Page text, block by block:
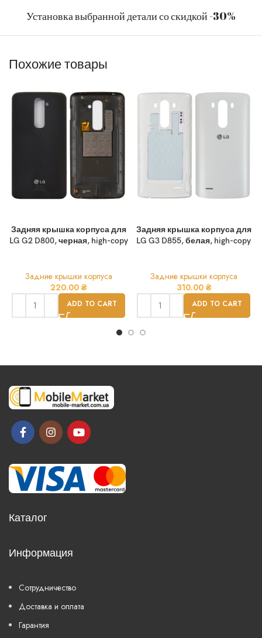
Установка выбранной детали со скидкой -30%
Похожие товары
Задняя крышка корпуса для
LG G2 D800, черная, high-copy
Задние крышки корпуса
220.00 ₴
ADD TO CART
Задняя крышка корпуса для
LG G3 D855, белая, high-copy
Задние крышки корпуса
310.00 ₴
ADD TO CART
Каталог
Информация
Сотрудничество
Доставка и оплата
Гарантия